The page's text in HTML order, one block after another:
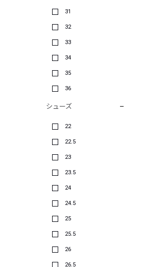
31
32
33
34
35
36
シューズ
22
22.5
23
23.5
24
24.5
25
25.5
26
26.5